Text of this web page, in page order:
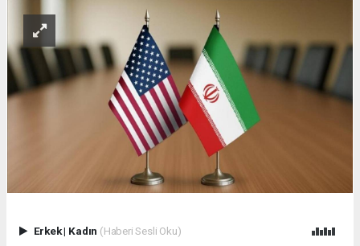
Erkek| Kadın (Haberi Sesli Oku)